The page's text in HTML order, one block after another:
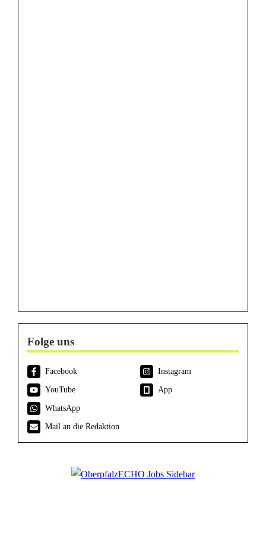
Folge uns
Facebook
Instagram
YouTube
App
WhatsApp
Mail an die Redaktion